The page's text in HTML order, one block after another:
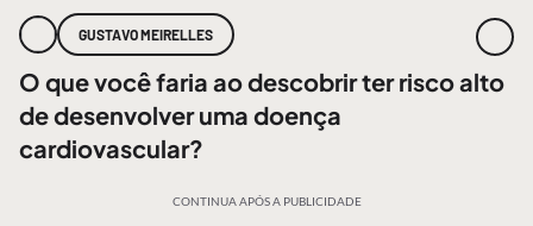
GUSTAVO MEIRELLES
O que você faria ao descobrir ter risco alto
de desenvolver uma doença
cardiovascular?
CONTINUA APÓS A PUBLICIDADE